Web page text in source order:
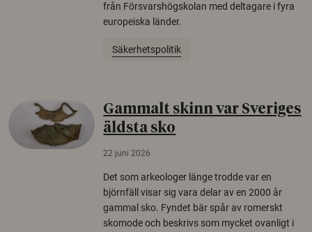
från Försvarshögskolan med deltagare i fyra
europeiska länder.
Säkerhetspolitik
Gammalt skinn var Sveriges
äldsta sko
22 juni 2026
Det som arkeologer länge trodde var en
björnfäll visar sig vara delar av en 2000 år
gammal sko. Fyndet bär spår av romerskt
skomode och beskrivs som mycket ovanligt i